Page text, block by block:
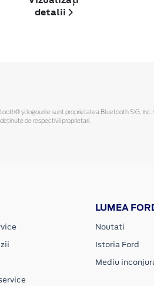
detalii
și logourile sunt proprietatea Bluetooth SIG, Inc.
de respectivii proprietari.
LUMEA
Noutati
Istoria Ford
Mediu